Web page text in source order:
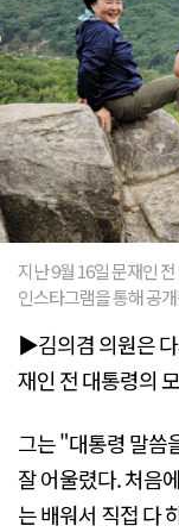
지난 9월 16일 문재인
인스타그램을 통해 공
▶김의겸 의원은
재인 전 대통령의
그는 "대통령 말씀
잘 어울렸다. 처음
는 배워서 직접 다